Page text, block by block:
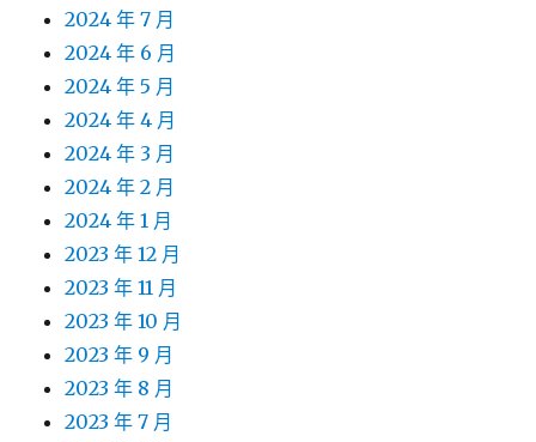
2024 年 7 月
2024 年 6 月
2024 年 5 月
2024 年 4 月
2024 年 3 月
2024 年 2 月
2024 年 1 月
2023 年 12 月
2023 年 11 月
2023 年 10 月
2023 年 9 月
2023 年 8 月
2023 年 7 月